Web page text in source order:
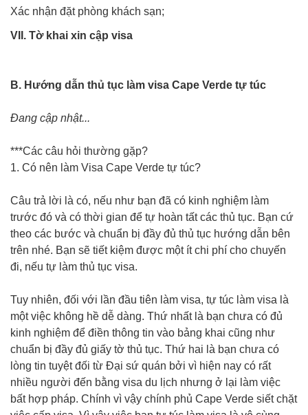
Xác nhận đặt phòng khách sạn;
VII. Tờ khai xin cập visa
B. Hướng dẫn thủ tục làm visa Cape Verde tự túc
Đang cập nhật...
***Các câu hỏi thường gặp?
1. Có nên làm Visa Cape Verde tự túc?
Câu trả lời là có, nếu như bạn đã có kinh nghiệm làm
trước đó và có thời gian để tự hoàn tất các thủ tục. Bạn cứ
theo các bước và chuẩn bị đầy đủ thủ tục hướng dẫn bên
trên nhé. Bạn sẽ tiết kiệm được một ít chi phí cho chuyến
đi, nếu tự làm thủ tục visa.
Tuy nhiên, đối với lần đầu tiên làm visa, tự túc làm visa là
một việc không hề dễ dàng. Thứ nhất là bạn chưa có đủ
kinh nghiệm để điền thông tin vào bảng khai cũng như
chuẩn bị đầy đủ giấy tờ thủ tục. Thứ hai là bạn chưa có
lòng tin tuyệt đối từ Đại sứ quán bởi vì hiện nay có rất
nhiều người đến bằng visa du lịch nhưng ở lại làm việc
bất hợp pháp. Chính vì vậy chính phủ Cape Verde siết chặt